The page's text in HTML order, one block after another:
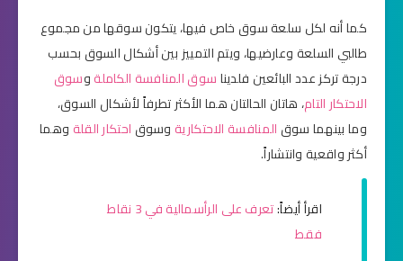
كما أنه لكل سلعة سوق خاص فيها، يتكون سوقها من مجموع
طالبي السلعة وعارضيها، ويتم التمييز بين أشكال السوق بحسب
درجة تركز عدد البائعين فلديناسوق المنافسة الكاملةوسوق
الاحتكار التام، هاتان الحالتان هما الأكثر تطرفاً لأشكال السوق،
وما بينهما سوقالمنافسة الاحتكارية وسوقاحتكار القلة وهما
أكثر واقعية وانتشاراً.
اقرأ أيضاً:
تعرف على الرأسمالية في 3 نقاط
فقط